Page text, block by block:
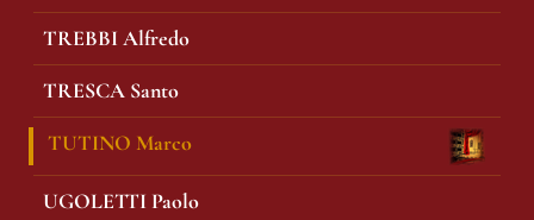
TREBBI Alfredo
TRESCA Santo
TUTINO Marco
UGOLETTI Paolo